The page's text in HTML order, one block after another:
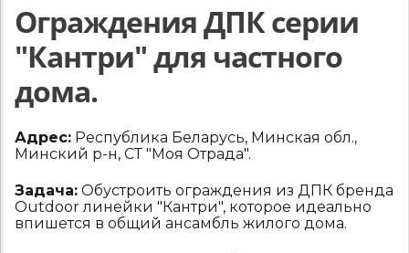
Ограждения ДПК серии
"Кантри" для частного
дома.
Адрес: Республика Беларусь, Минская обл.,
Минский р-н, СТ "Моя Отрада".
Задача: Обустроить ограждения из ДПК бренда
Outdoor линейки "Кантри", которое идеально
впишется в общий ансамбль жилого дома.